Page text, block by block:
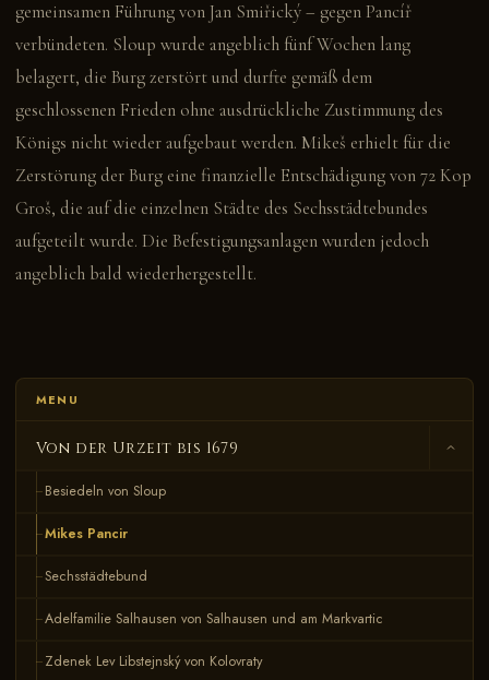
gemeinsamen Führung von Jan Smiřický – gegen Pancíř
verbündeten. Sloup wurde angeblich fünf Wochen lang
belagert, die Burg zerstört und durfte gemäß dem
geschlossenen Frieden ohne ausdrückliche Zustimmung des
Königs nicht wieder aufgebaut werden. Mikeš erhielt für die
Zerstörung der Burg eine finanzielle Entschädigung von 72 Kop
Groš, die auf die einzelnen Städte des Sechsstädtebundes
aufgeteilt wurde. Die Befestigungsanlagen wurden jedoch
angeblich bald wiederhergestellt.
MENU
Von der Urzeit bis 1679
Besiedeln von Sloup
Mikes Pancir
Sechsstädtebund
Adelfamilie Salhausen von Salhausen und am Markvartic
Zdenek Lev Libstejnský von Kolovraty